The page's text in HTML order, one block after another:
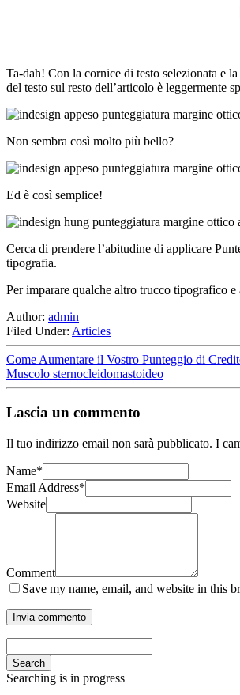
Ta-dah! Con la cornice di testo selezionata e
del testo sul resto dell’articolo è leggermente
Non sembra così molto più bello?
Ed è così semplice!
Cerca di prendere l’abitudine di applicare
tipografia.
Per imparare qualche altro trucco tipografico
Author: admin
Filed Under: Articles
Come Aumentare il Vostro Punteggio di
Muscolo sternocleidomastoideo
Lascia un commento
Il tuo indirizzo email non sarà pubblicato. I
Name*
Email Address*
Website
Comment
Save my name, email, and website in this
Search
Searching is in progress